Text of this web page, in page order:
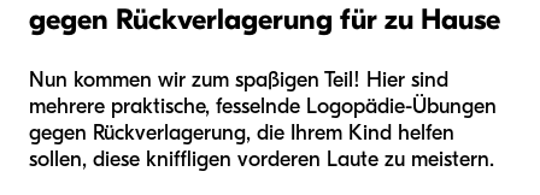
gegen Rückverlagerung für zu Hause
Nun kommen wir zum spaßigen Teil! Hier sind
mehrere praktische, fesselnde Logopädie-Übungen
gegen Rückverlagerung, die Ihrem Kind helfen
sollen, diese kniffligen vorderen Laute zu meistern.